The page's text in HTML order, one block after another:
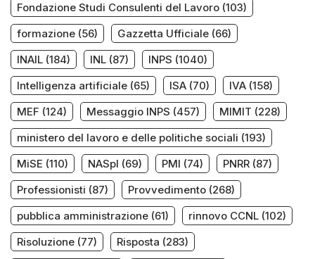
Fondazione Studi Consulenti del Lavoro (103)
formazione (56) Gazzetta Ufficiale (66)
INAIL (184) INL (87) INPS (1040)
Intelligenza artificiale (65) ISA (70) IVA (158)
MEF (124) Messaggio INPS (457) MIMIT (228)
ministero del lavoro e delle politiche sociali (193)
MiSE (110) NASpI (69) PMI (74) PNRR (87)
Professionisti (87) Provvedimento (268)
pubblica amministrazione (61) rinnovo CCNL (102)
Risoluzione (77) Risposta (283)